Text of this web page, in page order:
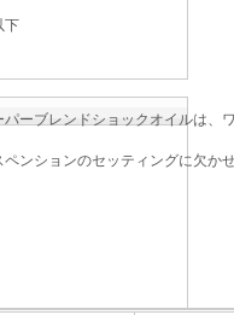
下
パーブレンドショックオイルは、
ペンションのセッティングに欠か